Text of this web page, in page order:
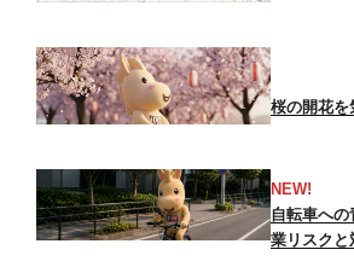
桜の開花を
NEW!
自転車へ
業リスクと